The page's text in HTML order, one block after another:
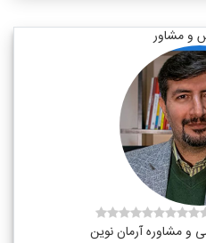
و مشاور
و مشاوره آرمان نوین